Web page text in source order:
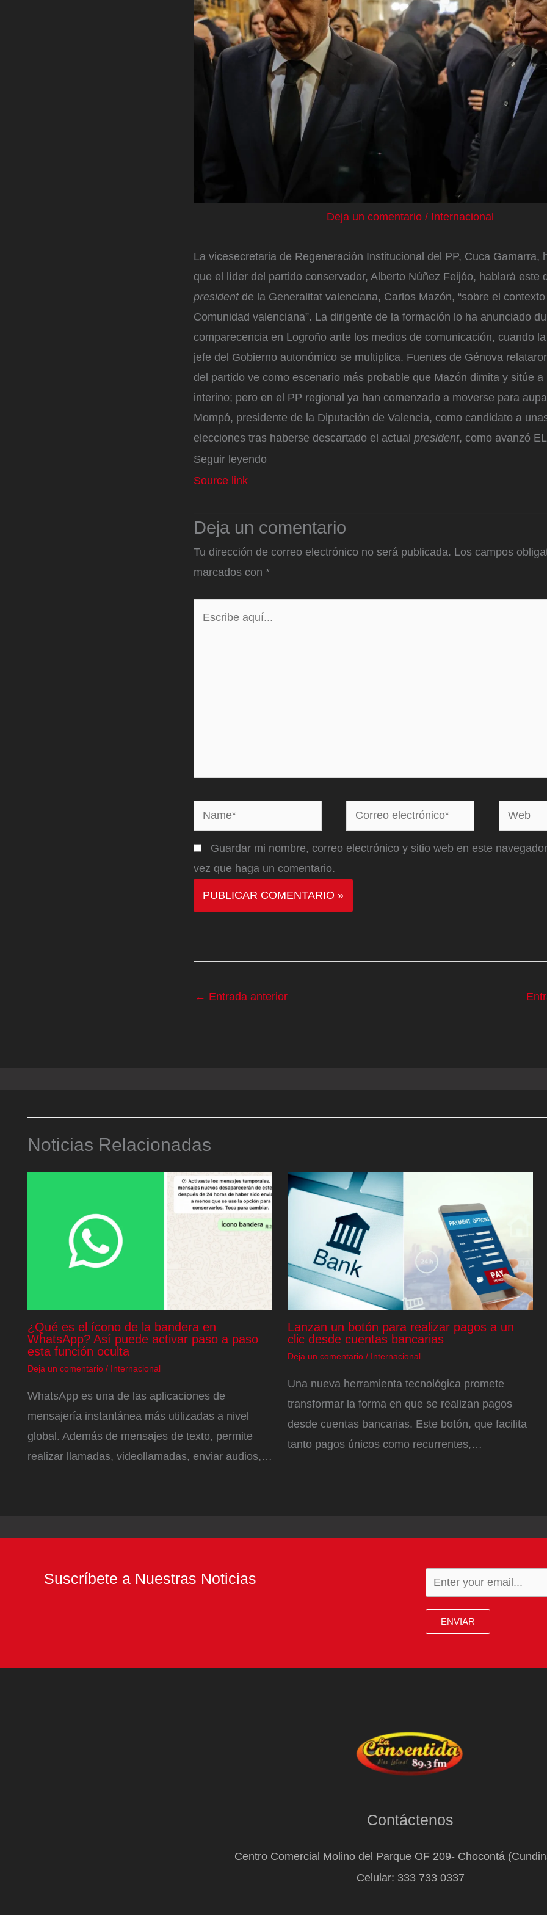
Deja un comentario / Internacional
La vicesecretaria de Regeneración Institucional del PP, Cuca Gamarra,
que el líder del partido conservador, Alberto Núñez Feijóo, hablará este
presidentde la Generalitat valenciana, Carlos Mazón, “sobre el
Comunidad valenciana”. La dirigente de la formación lo ha anunciado
comparecencia en Logroño ante los medios de comunicación, cuando
jefe del Gobierno autonómico se multiplica. Fuentes de Génova
del partido ve como escenario más probable que Mazón dimita y sitúe a
interino; pero en el PP regional ya han comenzado a moverse para
Mompó, presidente de la Diputación de Valencia, como candidato a
elecciones tras haberse descartado el actual president, como avanzó
Seguir leyendo
Source link
Deja un comentario
Tu dirección de correo electrónico no será publicada. Los campos
marcados con *
Name*
Correo
electrónico*
Web
Guardar mi nombre, correo electrónico y sitio web en este
vez que haga un comentario.
← Entrada anterior
Noticias Relacionadas
¿Qué es el ícono de la bandera en
WhatsApp? Así puede activar paso a paso
esta función oculta
Deja un comentario / Internacional
WhatsApp es una de las aplicaciones de
mensajería instantánea más utilizadas a nivel
global. Además de mensajes de texto, permite
realizar llamadas, videollamadas, enviar audios,…
Lanzan un botón para realizar pagos a un
clic desde cuentas bancarias
Deja un comentario / Internacional
Una nueva herramienta tecnológica promete
transformar la forma en que se realizan pagos
desde cuentas bancarias. Este botón, que facilita
tanto pagos únicos como recurrentes,…
Suscríbete a Nuestras Noticias
ENVIAR
Contáctenos
Centro Comercial Molino del Parque OF 209- Chocontá
Celular: 333 733 0337